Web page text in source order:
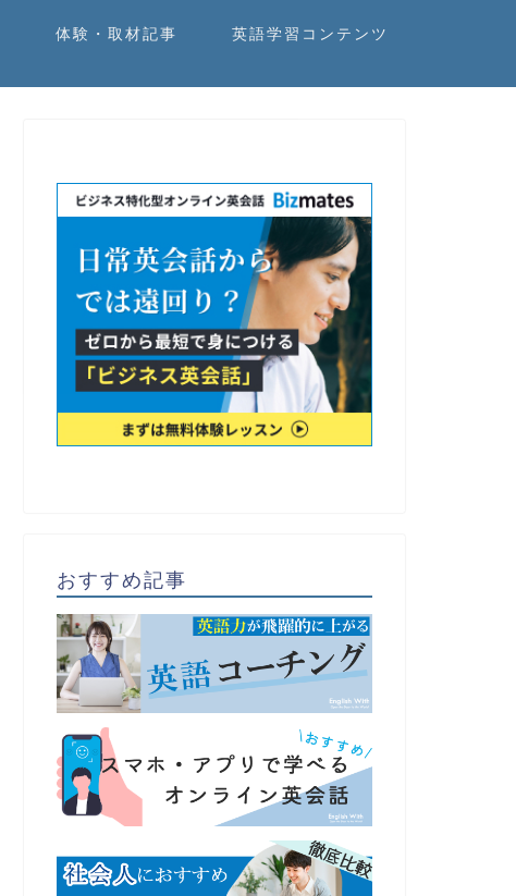
体験・取材記事 英語学習コンテンツ
おすすめ記事